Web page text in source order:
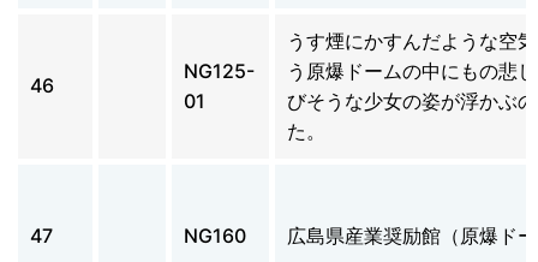
46
NG125-
01
うす煙にかすんだような空
う原爆ドームの中にもの悲
びそうな少女の姿が浮かぶ
た。
47 NG160 広島県産業奨励館（原爆ド